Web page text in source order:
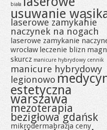
biała
usuwanie
laserowe zamykanie
naczynek na nogach
laserowe zamykanie
wrocław leczenie blizn
skurcz manicure hybrydowy cennik
manicure hybrydowy
legionowo
estetyczna
warszawa
mezoterapia
bezigłowa gdańsk
mikrodermabrazja ceny